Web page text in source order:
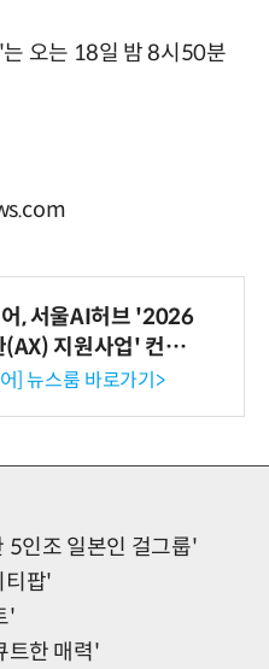
오는 18일 밤 8시50분
, 서울AI허브 '2026
(AX) 지원사업' 컨소
] 뉴스룸 바로가기>
5인조 일본인 걸그룹'
티팝'
'
트한 매력'